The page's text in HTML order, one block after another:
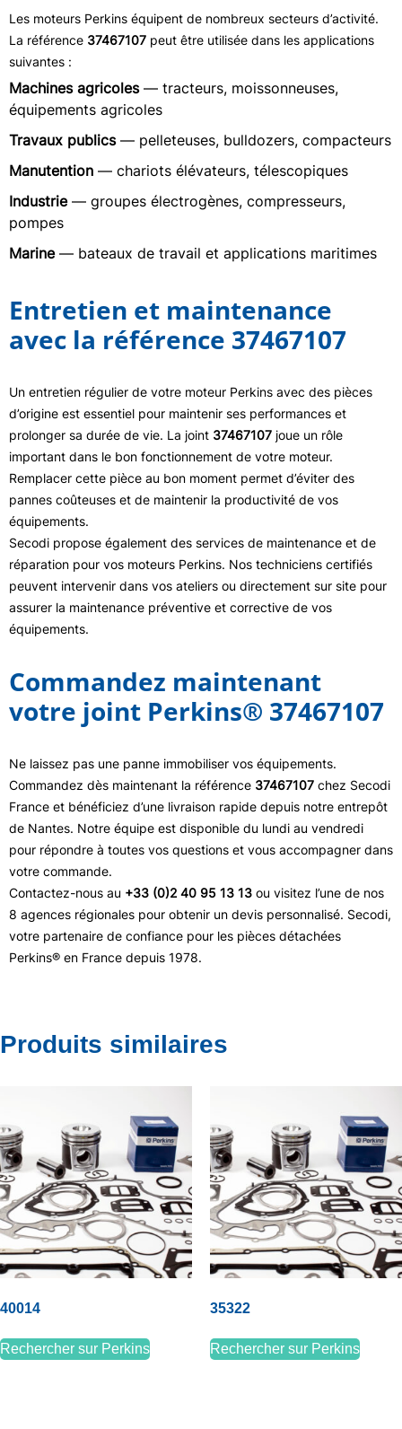
Les moteurs Perkins équipent de nombreux secteurs d’activité.
La référence 37467107 peut être utilisée dans les applications
suivantes :
Machines agricoles— tracteurs, moissonneuses,
équipements agricoles
Travaux publics— pelleteuses, bulldozers, compacteurs
Manutention — chariots élévateurs, télescopiques
Industrie— groupes électrogènes, compresseurs,
pompes
Marine— bateaux de travail et applications maritimes
Entretien et maintenance
avec la référence 37467107
Un entretien régulier de votre moteur Perkins avec des pièces
d’origine est essentiel pour maintenir ses performances et
prolonger sa durée de vie. La joint 37467107 joue un rôle
important dans le bon fonctionnement de votre moteur.
Remplacer cette pièce au bon moment permet d’éviter des
pannes coûteuses et de maintenir la productivité de vos
équipements.
Secodi propose également des services de maintenance et de
réparation pour vos moteurs Perkins. Nos techniciens certifiés
peuvent intervenir dans vos ateliers ou directement sur site pour
assurer la maintenance préventive et corrective de vos
équipements.
Commandez maintenant
votre joint Perkins® 37467107
Ne laissez pas une panne immobiliser vos équipements.
Commandez dès maintenant la référence 37467107 chez Secodi
France et bénéficiez d’une livraison rapide depuis notre entrepôt
de Nantes. Notre équipe est disponible du lundi au vendredi
pour répondre à toutes vos questions et vous accompagner dans
votre commande.
Contactez-nous au +33 (0)2 40 95 13 13 ou visitez l’une de nos
8 agences régionales pour obtenir un devis personnalisé. Secodi,
votre partenaire de confiance pour les pièces détachées
Perkins® en France depuis 1978.
Produits similaires
40014
Rechercher sur Perkins
35322
Rechercher sur Perkins